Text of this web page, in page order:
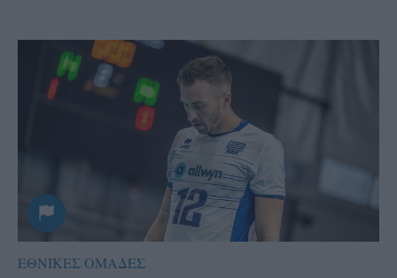
ΕΘΝΙΚΕΣ ΟΜΑΔΕΣ